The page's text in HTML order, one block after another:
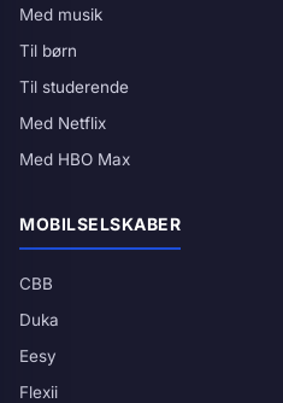
Med musik
Til børn
Til studerende
Med Netflix
Med HBO Max
MOBILSELSKABER
CBB
Duka
Eesy
Flexii